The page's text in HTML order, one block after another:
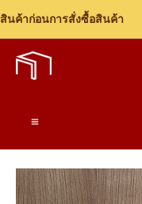
ค้าก่อนการสั่งซื้อสินค้า
Menu